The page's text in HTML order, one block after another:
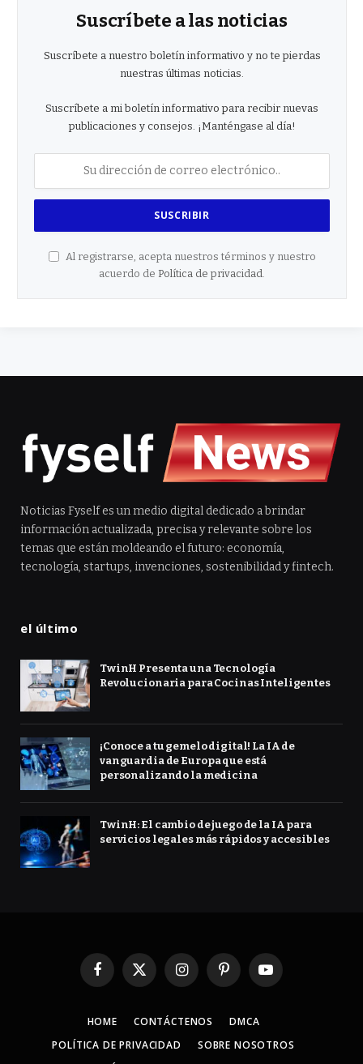
Suscríbete a las noticias
Suscríbete a nuestro boletín informativo y no te pierdas
nuestras últimas noticias.
Suscríbete a mi boletín informativo para recibir nuevas
publicaciones y consejos. ¡Manténgase al día!
Al registrarse, acepta nuestros términos y nuestro
acuerdo de Política de privacidad
Noticias Fyself es un medio digital dedicado a brindar
información actualizada, precisa y relevante sobre los
temas que están moldeando el futuro: economía,
tecnología, startups, invenciones, sostenibilidad y fintech.
el último
TwinH Presenta una Tecnología
Revolucionaria para Cocinas Inteligentes
¡Conoce a tu gemelo digital! La IA de
vanguardia de Europa que está
personalizando la medicina
TwinH: El cambio de juego de la IA para
servicios legales más rápidos y accesibles
Facebook
X
InstagramPinterestYouTube
HOME CONTÁCTENOS
DMCA
POLÍTICA DE PRIVACIDAD
SOBRE NOSOTROS